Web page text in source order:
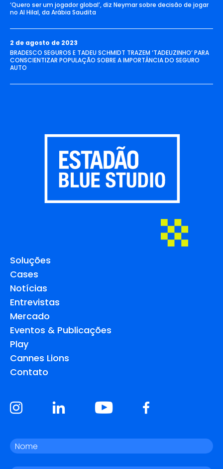
‘Quero ser um jogador global’, diz Neymar sobre decisão de jogar
no Al Hilal, da Arábia Saudita
2 de agosto de 2023
BRADESCO SEGUROS E TADEU SCHMIDT TRAZEM ‘TADEUZINHO’ PARA
CONSCIENTIZAR POPULAÇÃO SOBRE A IMPORTÂNCIA DO SEGURO
AUTO
Soluções
Cases
Notícias
Entrevistas
Mercado
Eventos & Publicações
Play
Cannes Lions
Contato